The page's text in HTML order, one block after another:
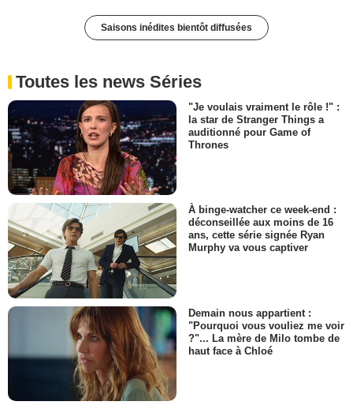
Saisons inédites bientôt diffusées
Toutes les news Séries
"Je voulais vraiment le rôle !" :
la star de Stranger Things a
auditionné pour Game of
Thrones
À binge-watcher ce week-end :
déconseillée aux moins de 16
ans, cette série signée Ryan
Murphy va vous captiver
Demain nous appartient :
"Pourquoi vous vouliez me voir
?"... La mère de Milo tombe de
haut face à Chloé